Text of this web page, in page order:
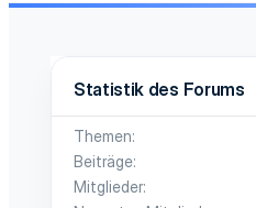
Statistik des Forums
Themen
Beiträge
Mitglieder